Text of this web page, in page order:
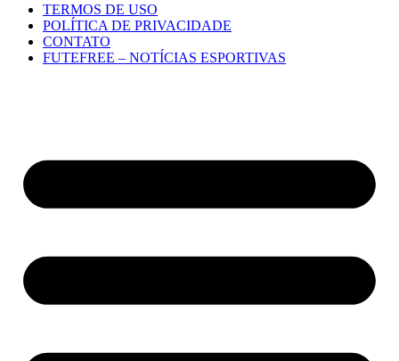
TERMOS DE USO
POLÍTICA DE PRIVACIDADE
CONTATO
FUTEFREE – NOTÍCIAS ESPORTIVAS